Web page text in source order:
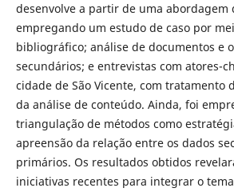
desenvolve a partir de uma abordagem
empregando um estudo de caso por
bibliográfico; análise de documentos e
secundários; e entrevistas com atores-
cidade de São Vicente, com tratamento
da análise de conteúdo. Ainda, foi
triangulação de métodos como
apreensão da relação entre os dados
primários. Os resultados obtidos
iniciativas recentes para integrar o